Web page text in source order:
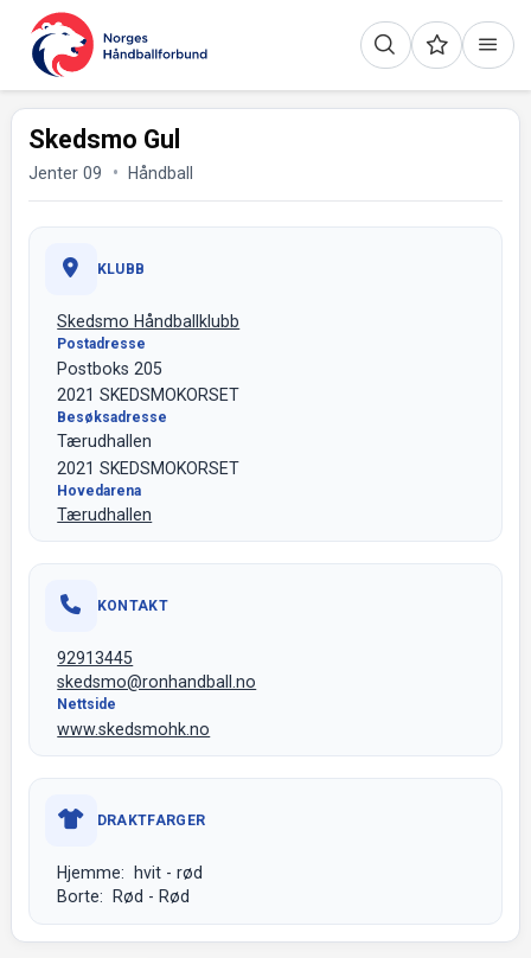
Skedsmo Gul
Jenter 09 Håndball
KLUBB
Skedsmo Håndballklubb
Postadresse
Postboks 205
2021 SKEDSMOKORSET
Besøksadresse
Tærudhallen
2021 SKEDSMOKORSET
Hovedarena
Tærudhallen
KONTAKT
92913445
skedsmo@ronhandball.no
Nettside
www.skedsmohk.no
DRAKTFARGER
Hjemme: hvit - rød
Borte: Rød - Rød